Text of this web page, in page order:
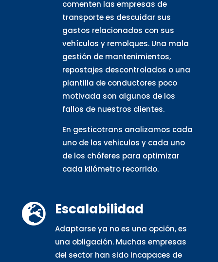
comenten las empresas de
transporte es descuidar sus
gastos relacionados con sus
vehículos y remolques. Una mala
gestión de mantenimientos,
repostajes descontrolados o una
plantilla de conductores poco
motivada son algunos de los
fallos de nuestros clientes.
En gesticotrans analizamos cada
uno de los vehiculos y cada uno
de los chóferes para optimizar
cada kilómetro recorrido.
 Escalabilidad
Adaptarse ya no es una opción, es
una obligación. Muchas empresas
del sector han sido incapaces de